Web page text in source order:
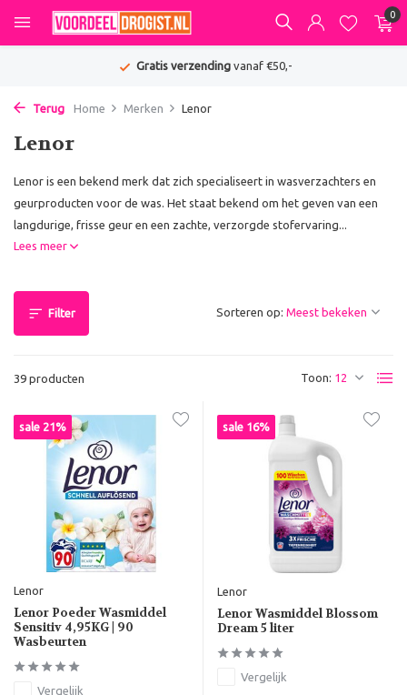
0
Gratis verzendingvanaf €50,-
Terug Home Merken Lenor
Lenor
Lenor is een bekend merk dat zich specialiseert in wasverzachters en
geurproducten voor de was. Het staat bekend om het geven van een
langdurige, frisse geur en een zachte, verzorgde stofervaring...
Lees meer
Filter
39 producten Toon:
Sorteren op:
sale 21%
Lenor
Lenor Poeder Wasmiddel
Sensitiv 4,95KG | 90
Wasbeurten
Vergelijk
sale 16%
Lenor
Lenor Wasmiddel Blossom
Dream 5 liter
Vergelijk